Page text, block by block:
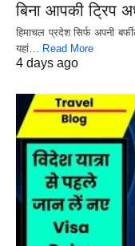
बिना आपकी ट्रिप
हिमाचल प्रदेश सिर्फ अपनी
यहां…
Read More
4 days ago